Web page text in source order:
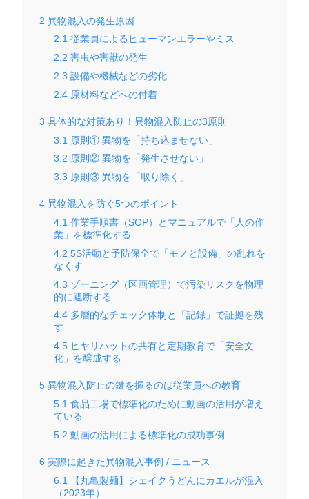
2 異物混入の発生原因
2.1 従業員によるヒューマンエラーやミス
2.2 害虫や害獣の発生
2.3 設備や機械などの劣化
2.4 原材料などへの付着
3 具体的な対策あり！異物混入防止の3原則
3.1 原則① 異物を「持ち込ませない」
3.2 原則② 異物を「発生させない」
3.3 原則③ 異物を「取り除く」
4 異物混入を防ぐ5つのポイント
4.1 作業手順書（SOP）とマニュアルで「人の作
業」を標準化する
4.2 5S活動と予防保全で「モノと設備」の乱れを
なくす
4.3 ゾーニング（区画管理）で汚染リスクを物理
的に遮断する
4.4 多層的なチェック体制と「記録」で証拠を残
す
4.5 ヒヤリハットの共有と定期教育で「安全文
化」を醸成する
5 異物混入防止の鍵を握るのは従業員への教育
5.1 食品工場で標準化のために動画の活用が増え
ている
5.2 動画の活用による標準化の成功事例
6 実際に起きた異物混入事例 / ニュース
6.1
【丸亀製麺】シェイクうどんにカエルが混入
（2023年）